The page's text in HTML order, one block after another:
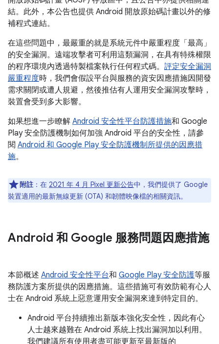
結。此外，本公告也提供 Android 開放原始碼計畫以外的修
補程式連結。
在這些問題中，最嚴重的就是系統元件中嚴重程度「最高」
的安全漏洞。遠端攻擊者可利用這類漏洞，在具有特殊權限
的程序環境內透過特製檔案執行任何程式碼。 評定安全漏洞
嚴重程度時，我們會假設平台與服務的資安因應措施因開發
需求關閉或遭人規避，然後推估有人運用安全漏洞攻擊時，
裝置會受到多大影響。
如果想進一步瞭解 Android 安全性平台防護措施和 Google
Play 安全防護機制如何加強 Android 平台的安全性，請參
閱 Android 和 Google Play 安全防護機制所提供的因應措
施。
附註 ：在 2021 年 4 月 Pixel 更新公告中，我們提供了 Google
裝置適用的最新無線更新 (OTA) 和韌體映像檔的相關資訊。
Android 和 Google 服務問題因應措施
本節概述 Android 安全性平台和 Google Play 安全防護等服
務防護方案所提供的因應措施。這些措施可有效防範有心人
士在 Android 系統上惡意運用安全漏洞來達到特定目的。
Android 平台持續推出新版本強化安全性，因此有心
人士越來越難在 Android 系統上找出漏洞加以利用。
我們建議所有使用者盡可能更新至最新版的